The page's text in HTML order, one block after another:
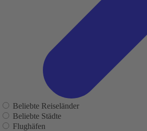
Beliebte Reiseländer
Beliebte Städte
Flughäfen